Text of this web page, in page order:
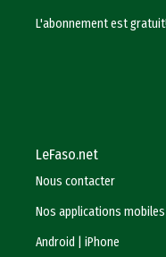
L'abonnement est gratuit!
LeFaso.net
Nous contacter
Nos applications mobiles
Android |iPhone